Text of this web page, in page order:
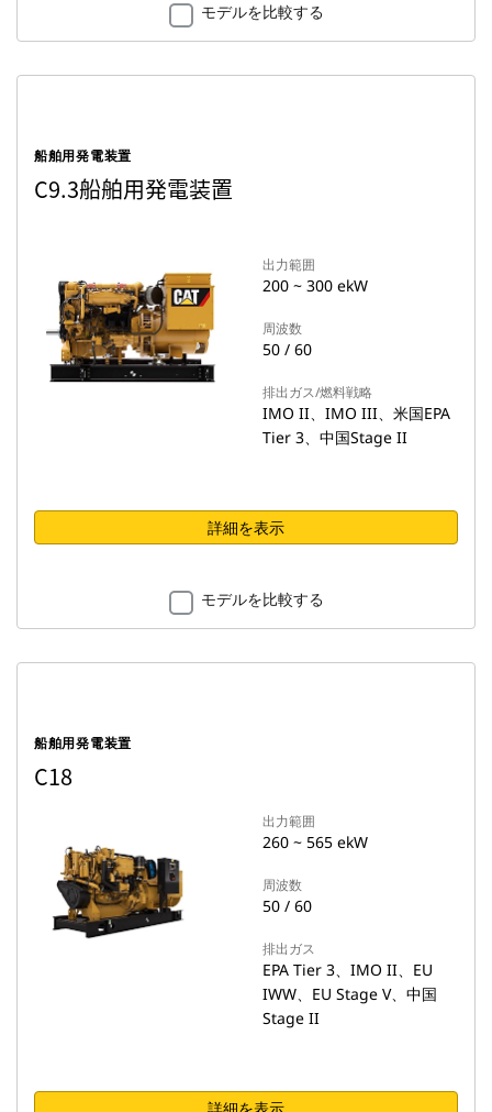
モデルを比較する
船舶用発電装置
C9.3船舶用発電装置
出力範囲
200 ~ 300 ekW
周波数
50 / 60
排出ガス/燃料戦略
IMO II、IMO III、米国EPA
Tier 3、中国Stage II
詳細を表示
モデルを比較する
船舶用発電装置
C18
出力範囲
260 ~ 565 ekW
周波数
50 / 60
排出ガス
EPA Tier 3、IMO II、EU
IWW、EU Stage V、中国
Stage II